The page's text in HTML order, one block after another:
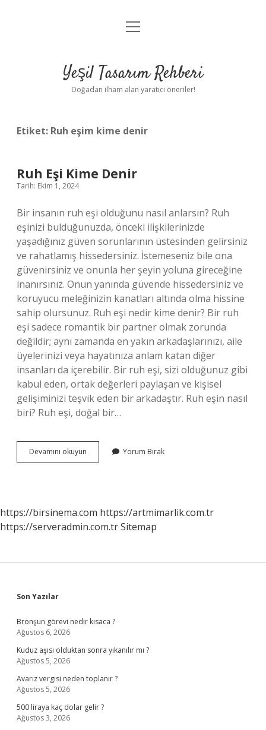
Anasayfa
Yasal Uyarı
menüyü
Yeşil Tasarım Rehberi
Doğadan ilham alan yaratıcı öneriler!
Etiket: Ruh eşim kime denir
Ruh Eşi Kime Denir
Tarih: Ekim 1, 2024
Bir insanın ruh eşi olduğunu nasıl anlarsın? Ruh
eşinizi bulduğunuzda, önceki ilişkilerinizde
yaşadığınız güven sorunlarının üstesinden gelirsiniz
ve rahatlamış hissedersiniz. İstemeseniz bile ona
güvenirsiniz ve onunla her şeyin yoluna gireceğine
inanırsınız. Onun yanında güvende hissedersiniz ve
koruyucu meleğinizin kanatları altında olma hissine
sahip olursunuz. Ruh eşi nedir kime denir? Bir ruh
eşi sadece romantik bir partner olmak zorunda
değildir; aynı zamanda en yakın arkadaşlarınızı, aile
üyelerinizi veya hayatınıza anlam katan diğer
insanları da içerebilir. Bir ruh eşi, sizi olduğunuz gibi
kabul eden, ortak değerleri paylaşan ve kişisel
gelişiminizi teşvik eden bir arkadaştır. Ruh eşin nasıl
biri? Ruh eşi, doğal bir…
Devamını okuyun
Eşi
Yorum Bırak
https://birsinema.com https://artmimarlik.com.tr
https://serveradmin.com.trSitemap
Sidebar
Son Yazılar
Bronşun görevi nedir kısaca ?
Ağustos 6, 2026
Kuduz aşısı olduktan sonra yıkanılır mı ?
Ağustos 5, 2026
Avarız vergisi neden toplanır ?
Ağustos 5, 2026
500 liraya kaç dolar gelir ?
Ağustos 3, 2026